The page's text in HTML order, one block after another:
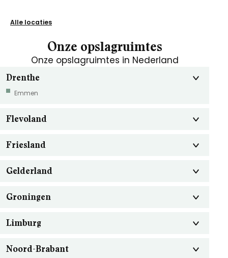
Alle locaties
Onze opslagruimtes
Onze opslagruimtes in Nederland
Drenthe
Emmen
Flevoland
Friesland
Gelderland
Groningen
Limburg
Noord-Brabant